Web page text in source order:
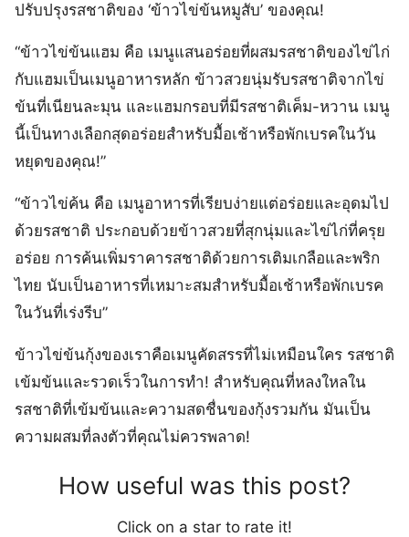
ปรับปรุงรสชาติของ ‘ข้าวไข่ข้นหมูสับ’ ของคุณ!
“ข้าวไข่ข้นแฮม คือ เมนูแสนอร่อยที่ผสมรสชาติของไข่ไก่
กับแฮมเป็นเมนูอาหารหลัก ข้าวสวยนุ่มรับรสชาติจากไข่
ข้นที่เนียนละมุน และแฮมกรอบที่มีรสชาติเค็ม-หวาน เมนู
นี้เป็นทางเลือกสุดอร่อยสำหรับมื้อเช้าหรือพักเบรคในวัน
หยุดของคุณ!”
“ข้าวไข่ค้น คือ เมนูอาหารที่เรียบง่ายแต่อร่อยและอุดมไป
ด้วยรสชาติ ประกอบด้วยข้าวสวยที่สุกนุ่มและไข่ไก่ที่ครุย
อร่อย การค้นเพิ่มราคารสชาติด้วยการเติมเกลือและพริก
ไทย นับเป็นอาหารที่เหมาะสมสำหรับมื้อเช้าหรือพักเบรค
ในวันที่เร่งรีบ”
ข้าวไข่ข้นกุ้งของเราคือเมนูคัดสรรที่ไม่เหมือนใคร รสชาติ
เข้มข้นและรวดเร็วในการทำ! สำหรับคุณที่หลงใหลใน
รสชาติที่เข้มข้นและความสดชื่นของกุ้งรวมกัน มันเป็น
ความผสมที่ลงตัวที่คุณไม่ควรพลาด!
How useful was this post?
Click on a star to rate it!